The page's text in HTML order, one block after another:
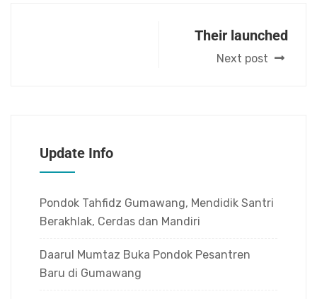
Their launched
Next post
Update Info
Pondok Tahfidz Gumawang, Mendidik Santri
Berakhlak, Cerdas dan Mandiri
Daarul Mumtaz Buka Pondok Pesantren
Baru di Gumawang